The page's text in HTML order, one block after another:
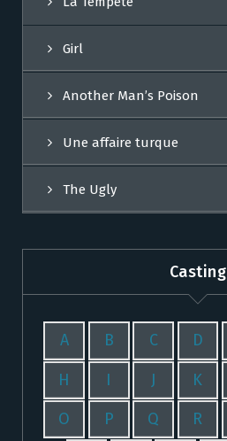
Girl
Another Man’s Poison
Une affaire turque
The Ugly
Casting
A B C D
H I J K
O P Q R